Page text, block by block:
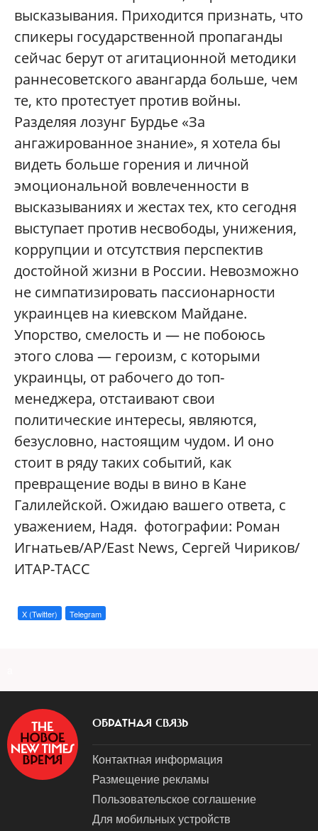
высказывания. Приходится признать, что
спикеры государственной пропаганды
сейчас берут от агитационной методики
раннесоветского авангарда больше, чем
те, кто протестует против войны.
Разделяя лозунг Бурдье «За
ангажированное знание», я хотела бы
видеть больше горения и личной
эмоциональной вовлеченности в
высказываниях и жестах тех, кто сегодня
выступает против несвободы, унижения,
коррупции и отсутствия перспектив
достойной жизни в России. Невозможно
не симпатизировать пассионарности
украинцев на киевском Майдане.
Упорство, смелость и — не побоюсь
этого слова — героизм, с которыми
украинцы, от рабочего до топ-
менеджера, отстаивают свои
политические интересы, являются,
безусловно, настоящим чудом. И оно
стоит в ряду таких событий, как
превращение воды в вино в Кане
Галилейской. Ожидаю вашего ответа, с
уважением, Надя. фотографии: Роман
Игнатьев/AP/East News, Сергей Чириков/
ИТАР-ТАСС
X (Twitter) Telegram
ОБРАТНАЯ СВЯЗЬ
Контактная информация
Размещение рекламы
Пользовательское соглашение
Для мобильных устройств